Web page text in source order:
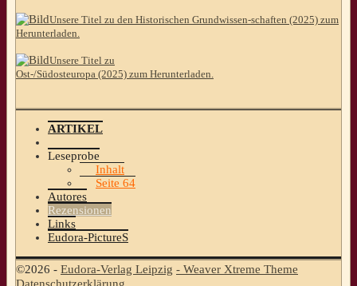
Unsere Titel zu den Historischen Grundwissen-schaften (2025) zum
Herunterladen.
Unsere Titel zu
Ost-/Südosteuropa (2025) zum Herunterladen.
ARTIKEL
Leseprobe
Inhalt
Seite 64
Autores
Rezensionen
Links
Eudora-PictureS
©2026 - Eudora-Verlag Leipzig - Weaver Xtreme Theme